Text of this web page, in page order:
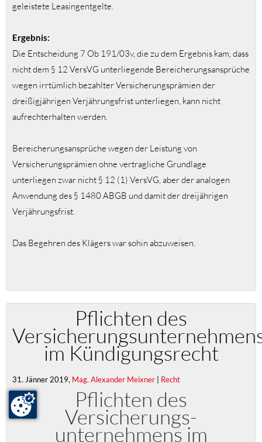
geleistete Leasingentgelte.
Ergebnis:
Die Entscheidung 7 Ob 191/03v, die zu dem Ergebnis kam, dass
nicht dem § 12 VersVG unterliegende Bereicherungsansprüche
wegen irrtümlich bezahlter Versicherungsprämien der
dreißigjährigen Verjährungsfrist unterliegen, kann nicht
aufrechterhalten werden.
Bereicherungsansprüche wegen der Leistung von
Versicherungsprämien ohne vertragliche Grundlage
unterliegen zwar nicht § 12 (1) VersVG, aber der analogen
Anwendung des § 1480 ABGB und damit der dreijährigen
Verjährungsfrist.
Das Begehren des Klägers war sohin abzuweisen.
Pflichten des
im Kündigungsrecht
31. Jänner 2019, Mag. Alexander Meixner | Recht
Pflichten des
Versicherungs-
unternehmens im